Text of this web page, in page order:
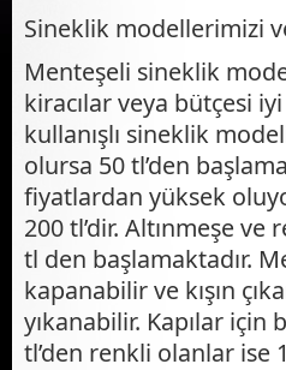
Sineklik modellerimizi
Menteşeli sineklik
kiracılar veya bütçesi
kullanışlı sineklik
olursa 50 tl’den
fiyatlardan yüksek
200 tl’dir. Altınmeşe
tl den başlamaktadır.
kapanabilir ve kışın
yıkanabilir. Kapılar için
tl’den renkli olanlar ise